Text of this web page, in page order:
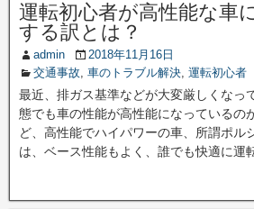
運転初心者が高性能な車
する訳とは？
admin
2018年11月16日
交通事故, 車のトラブル解決, 運転初心者
最近、排ガス基準などが大変厳しくなっ
態でも車の性能が高性能になっているの
ど、高性能でハイパワーの車、所謂ポル
は、ベース性能もよく、誰でも快適に運